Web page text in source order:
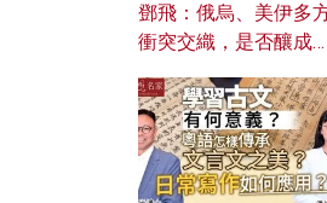
鄧飛：俄烏、美伊多
衝突交織，是否釀成世
風險攻擊美軍，背後
何盤算？